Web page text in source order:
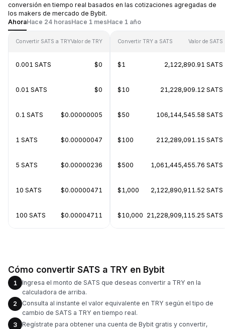
conversión en tiempo real basados en las cotizaciones agregadas de
los makers de mercado de Bybit.
AhoraHace 24 horasHace 1 mesHace 1 año
Convertir SATS a TRYValor de TRY
0.001 SATS $0
0.01 SATS $0
0.1 SATS $0.00000005
1 SATS $0.00000047
5 SATS $0.00000236
10 SATS $0.00000471
100 SATS $0.00004711
Convertir TRY a SATS Valor de SATS
$1 2,122,890.91 SATS
$10 21,228,909.12 SATS
$50 106,144,545.58 SATS
$100 212,289,091.15 SATS
$500 1,061,445,455.76 SATS
$1,000 2,122,890,911.52 SATS
$10,000 21,228,909,115.25 SATS
Cómo convertir SATS a TRY en Bybit
1
Ingresa el monto de SATS que deseas convertir a TRY en la
calculadora de arriba.
2
Consulta al instante el valor equivalente en TRY según el tipo de
cambio de SATS a TRY en tiempo real.
3
Regístrate para obtener una cuenta de Bybit gratis y convertir,